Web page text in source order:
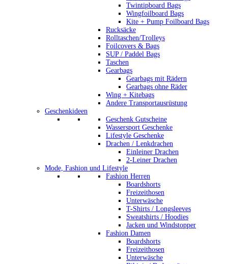
Twintipboard Bags
Wingfoilboard Bags
Kite + Pump Foilboard Bags
Rucksäcke
Rolltaschen/Trolleys
Foilcovers & Bags
SUP / Paddel Bags
Taschen
Gearbags
Gearbags mit Rädern
Gearbags ohne Räder
Wing + Kitebags
Andere Transportausrüstung
Geschenkideen
Geschenk Gutscheine
Wassersport Geschenke
Lifestyle Geschenke
Drachen / Lenkdrachen
Einleiner Drachen
2-Leiner Drachen
Mode, Fashion und Lifestyle
Fashion Herren
Boardshorts
Freizeithosen
Unterwäsche
T-Shirts / Longsleeves
Sweatshirts / Hoodies
Jacken und Windstopper
Fashion Damen
Boardshorts
Freizeithosen
Unterwäsche